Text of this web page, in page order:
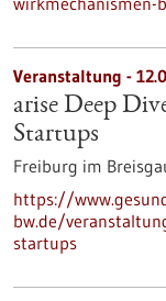
Veranstaltung -
arise Deep
Startups
Freiburg im
https://
bw.de/
startups